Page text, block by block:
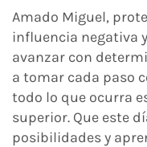
Amado Miguel,
influencia negativa
avanzar con
a tomar cada paso
todo lo que ocurra
superior. Que este
posibilidades y